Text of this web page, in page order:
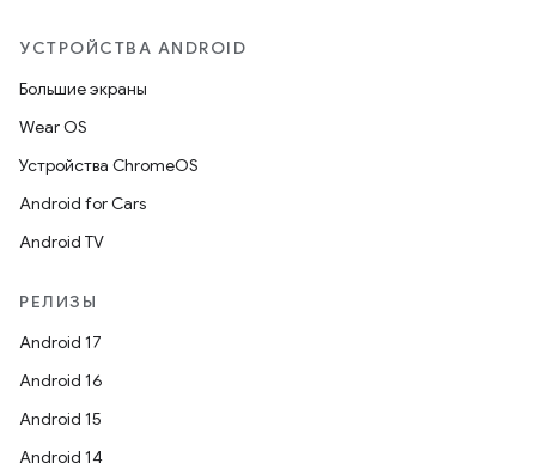
УСТРОЙСТВА ANDROID
Большие экраны
Wear OS
Устройства ChromeOS
Android for Cars
Android TV
РЕЛИЗЫ
Android 17
Android 16
Android 15
Android 14